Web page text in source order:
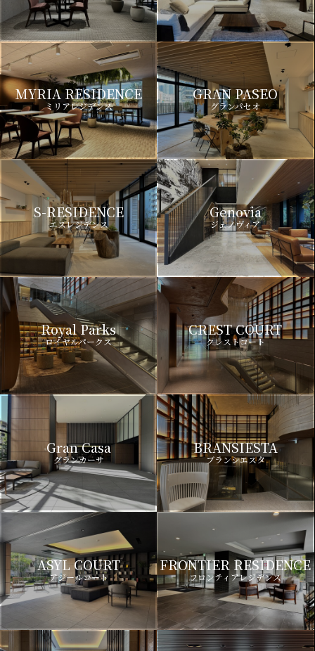
MYRIA RESIDENCE
ミリアレジデンス
GRAN PASEO
グランパセオ
S-RESIDENCE
エスレジデンス
Genovia
ジェノヴィア
Royal Parks
ロイヤルパークス
CREST COURT
クレストコート
Gran Casa
グランカーサ
BRANSIESTA
ブランシエスタ
ASYL COURT
アジールコート
FRONTIER RESIDENCE
フロンティアレジデンス